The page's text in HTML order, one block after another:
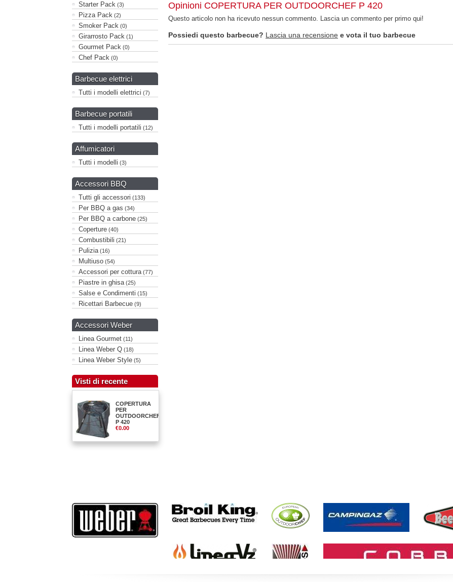
Starter Pack (3)
Pizza Pack (2)
Smoker Pack (0)
Girarrosto Pack (1)
Gourmet Pack (0)
Chef Pack (0)
Barbecue elettrici
Tutti i modelli elettrici (7)
Barbecue portatili
Tutti i modelli portatili (12)
Affumicatori
Tutti i modelli (3)
Accessori BBQ
Tutti gli accessori (133)
Per BBQ a gas (34)
Per BBQ a carbone (25)
Coperture (40)
Combustibili (21)
Pulizia (16)
Multiuso (54)
Accessori per cottura (77)
Piastre in ghisa (25)
Salse e Condimenti (15)
Ricettari Barbecue (9)
Accessori Weber
Linea Gourmet (11)
Linea Weber Q (18)
Linea Weber Style (5)
Visti di recente
COPERTURA
PER
OUTDOORCHEF
P 420
€0.00
Opinioni COPERTURA PER OUTDOORCHEF P 420
Questo articolo non ha ricevuto nessun commento. Lascia un commento per primo qui!
Possiedi questo barbecue? Lascia una recensione e vota il tuo barbecue